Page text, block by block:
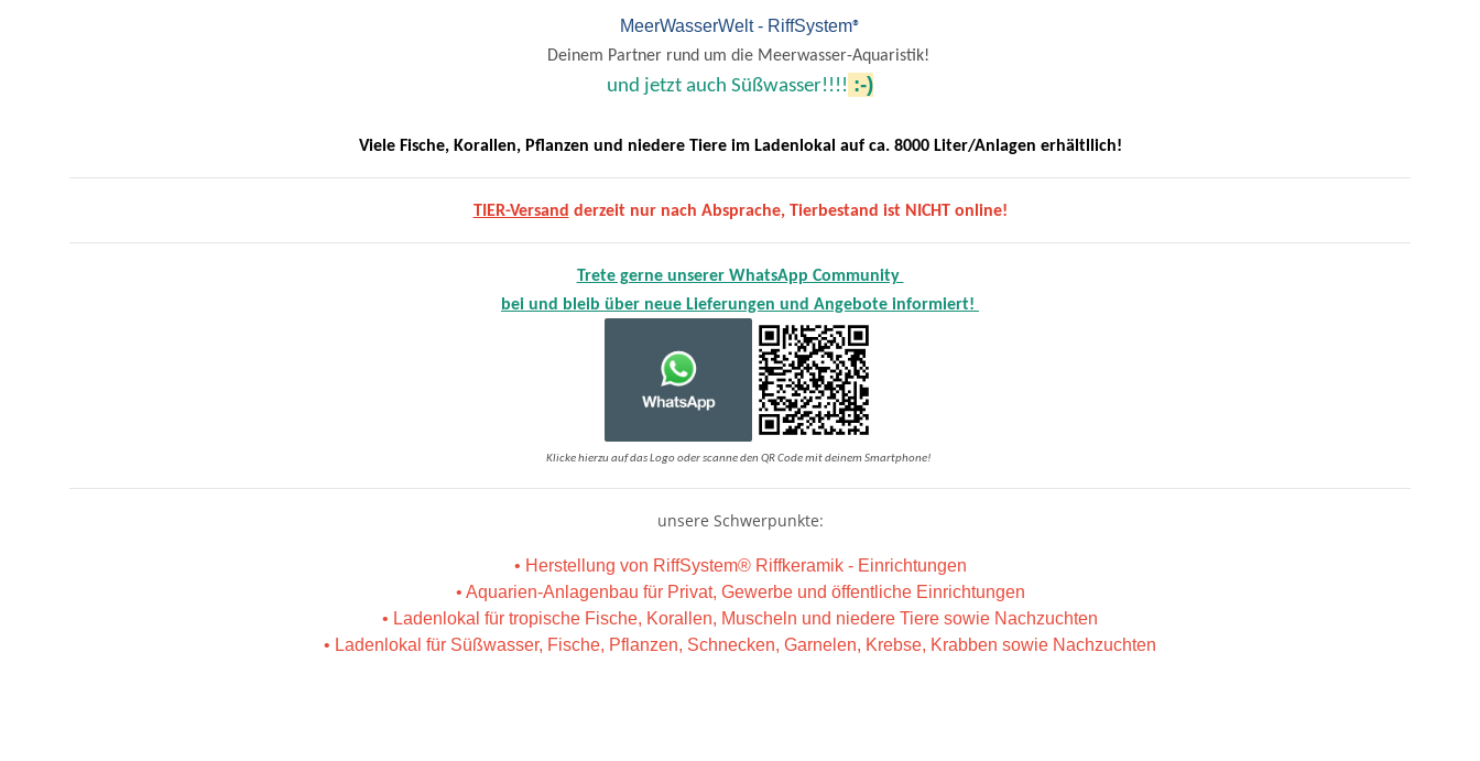
MeerWasserWelt - RiffSystem®
Deinem Partner rund um die Meerwasser-Aquaristik!
und jetzt auch Süßwasser!!!! :-)
Viele Fische, Korallen, Pflanzen und niedere Tiere im Ladenlokal auf ca. 8000 Liter/Anlagen erhältllich!
TIER-Versand derzeit nur nach Absprache, Tierbestand ist NICHT online!
Trete gerne unserer WhatsApp Community
bei und bleib über neue Lieferungen und Angebote informiert!
Klicke hierzu auf das Logo oder scanne den QR Code mit deinem Smartphone!
unsere Schwerpunkte:
• Herstellung von RiffSystem® Riffkeramik - Einrichtungen
• Aquarien-Anlagenbau für Privat, Gewerbe und öffentliche Einrichtungen
• Ladenlokal für tropische Fische, Korallen, Muscheln und niedere Tiere sowie Nachzuchten
• Ladenlokal für Süßwasser, Fische, Pflanzen, Schnecken, Garnelen, Krebse, Krabben sowie Nachzuchten